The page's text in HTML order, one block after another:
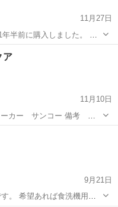
11月27日
半前に購入しました。 水
はありません。 取りに来て
ッチン家電
ア
11月10日
カー サンコー 備考 水
ア」 STTDWADW
9月21日
。 希望あれば食洗機用洗